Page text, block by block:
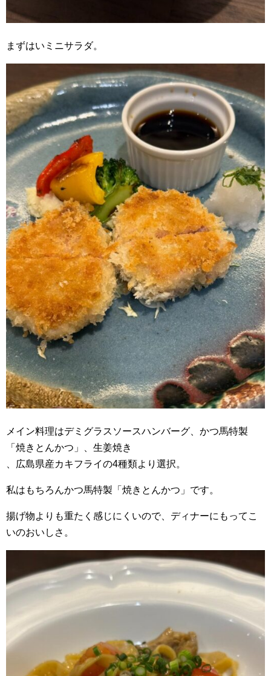
まずはいミニサラダ。
メイン料理はデミグラスソースハンバーグ、かつ馬特製
「焼きとんかつ」、生姜焼き
、広島県産カキフライの4種類より選択。
私はもちろんかつ馬特製「焼きとんかつ」です。
揚げ物よりも重たく感じにくいので、ディナーにもってこ
いのおいしさ。